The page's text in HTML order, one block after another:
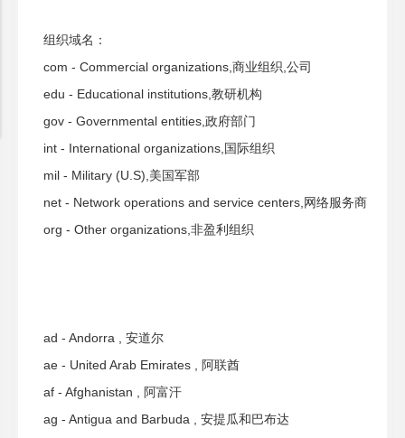
组织域名：
com - Commercial organizations,商业组织,公司
edu - Educational institutions,教研机构
gov - Governmental entities,政府部门
int - International organizations,国际组织
mil - Military (U.S),美国军部
net - Network operations and service centers,网络服务商
org - Other organizations,非盈利组织
ad - Andorra , 安道尔
ae - United Arab Emirates , 阿联酋
af - Afghanistan , 阿富汗
ag - Antigua and Barbuda , 安提瓜和巴布达